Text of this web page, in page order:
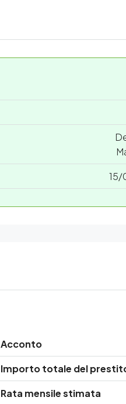
Acconto
Importo totale del
Rata mensile stimata